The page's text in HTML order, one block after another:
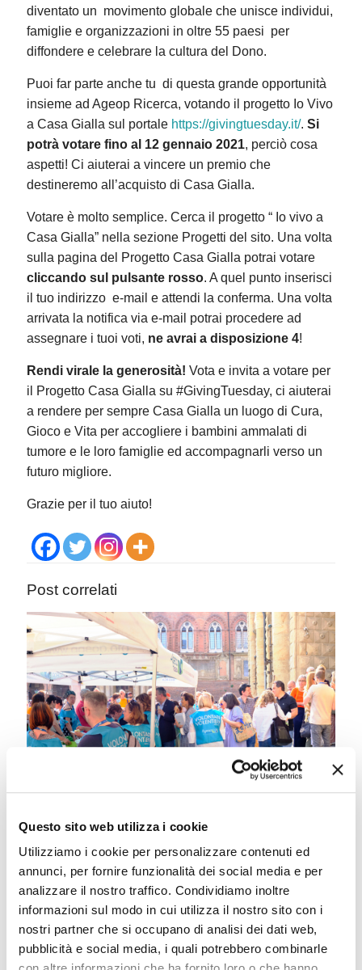
Questo sito web utilizza i cookie
Utilizziamo i cookie per personalizzare contenuti ed
annunci, per fornire funzionalità dei social media e per
analizzare il nostro traffico. Condividiamo inoltre
informazioni sul modo in cui utilizza il nostro sito con i
nostri partner che si occupano di analisi dei dati web,
pubblicità e social media, i quali potrebbero combinarle
diventato un movimento globale che unisce individui,
famiglie e organizzazioni in oltre 55 paesi per
diffondere e celebrare la cultura del Dono.
Puoi far parte anche tu di questa grande opportunità
insieme ad Ageop Ricerca, votando il progetto Io Vivo
a Casa Gialla sul portale https://givingtuesday.it/. Si
potrà votare fino al 12 gennaio 2021, perciò cosa
aspetti! Ci aiuterai a vincere un premio che
destineremo all’acquisto di Casa Gialla.
Votare è molto semplice. Cerca il progetto “ Io vivo a
Casa Gialla” nella sezione Progetti del sito. Una volta
sulla pagina del Progetto Casa Gialla potrai votare
cliccando sul pulsante rosso. A quel punto inserisci
il tuo indirizzo e-mail e attendi la conferma. Una volta
arrivata la notifica via e-mail potrai procedere ad
assegnare i tuoi voti, ne avrai a disposizione 4!
Rendi virale la generosità! Vota e invita a votare per
il Progetto Casa Gialla su #GivingTuesday, ci aiuterai
a rendere per sempre Casa Gialla un luogo di Cura,
Gioco e Vita per accogliere i bambini ammalati di
tumore e le loro famiglie ed accompagnarli verso un
futuro migliore.
Grazie per il tuo aiuto!
Post correlati
Eventi agosto
Leggi tutto